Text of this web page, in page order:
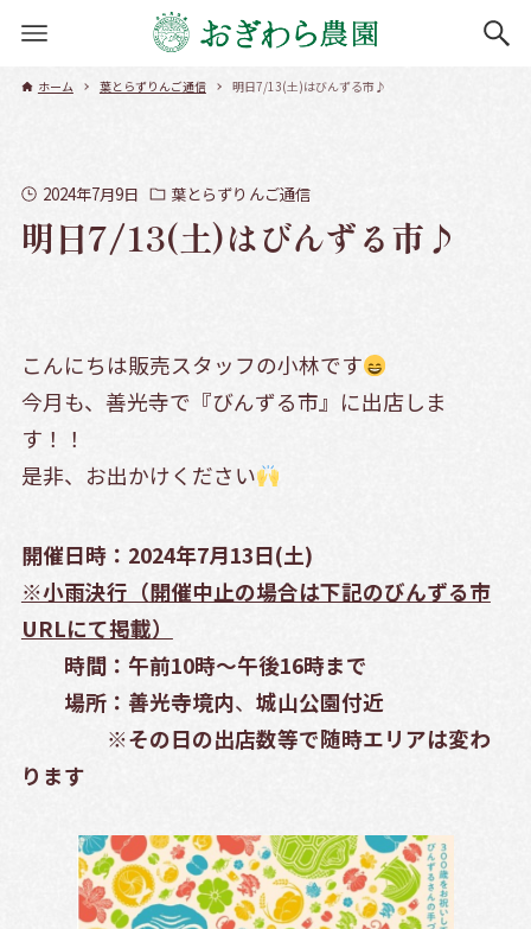
ホーム 葉とらずりんご通信 明日7/13(土)はびんずる市♪
2024年7月9日 葉とらずりんご通信
明日7/13(土)はびんずる市♪
こんにちは販売スタッフの小林です
今月も、善光寺で『びんずる市』に出店しま
す！！
是非、お出かけください
開催日時：2024年7月13日(土)
※小雨決行（開催中止の場合は下記のびんずる市
URLにて掲載）
時間：午前10時～午後16時まで
場所：善光寺境内、 城山公園付近
※その日の出店数等で随時エリアは変わ
ります